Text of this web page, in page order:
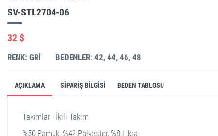
SV-STL2704-06
32 $
RENK: GRI BEDENLER: 42, 44, 46, 48
AÇIKLAMA SIPARIŞ BILGISI BEDEN TABLOSU
Takımlar - İkili Takım
%50 Pamuk, %42 Polyester, %8 Likra